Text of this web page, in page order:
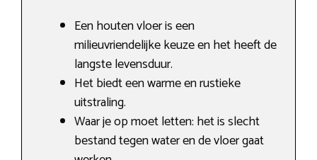
Een houten vloer is een
milieuvriendelijke keuze en het heeft de
langste levensduur.
Het biedt een warme en rustieke
uitstraling.
Waar je op moet letten: het is slecht
bestand tegen water en de vloer gaat